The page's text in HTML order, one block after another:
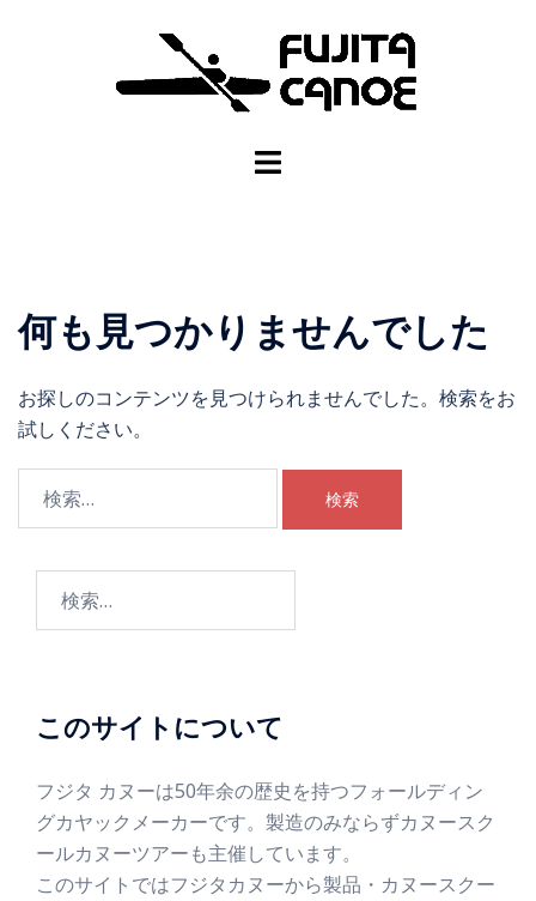
何も見つかりませんでした
お探しのコンテンツを見つけられませんでした。検索をお
試しください。
このサイトについて
フジタ カヌーは50年余の歴史を持つフォールディン
グカヤックメーカーです。製造のみならずカヌースク
ールカヌーツアーも主催しています。
このサイトではフジタカヌーから製品・カヌースクー